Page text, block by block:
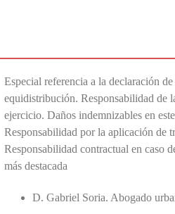
Especial referencia a la declaración
equidistribución. Responsabilidad de
ejercicio. Daños indemnizables en
Responsabilidad por la aplicación de
Responsabilidad contractual en caso
más destacada
D. Gabriel Soria. Abogado